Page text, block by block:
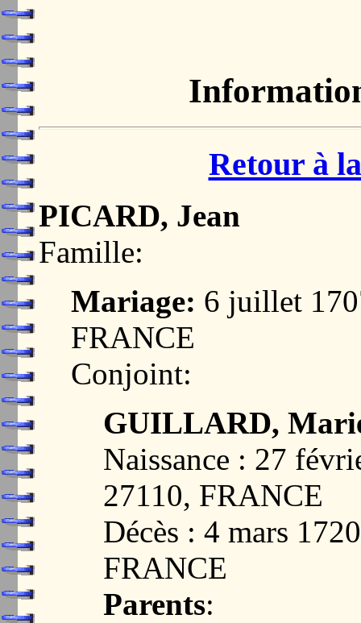
Retour à
PICARD, Jean
Famille:
Mariage: 6 juillet
FRANCE
Conjoint:
GUILLARD,
Naissance : 27
27110, FRANCE
Décès : 4 mars
FRANCE
Parents: